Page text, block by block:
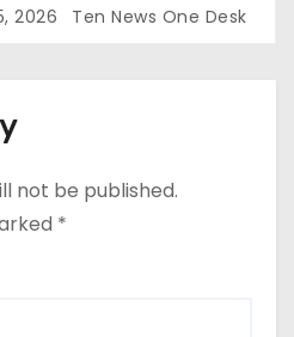
2026 Ten News One Desk
not be published.
*